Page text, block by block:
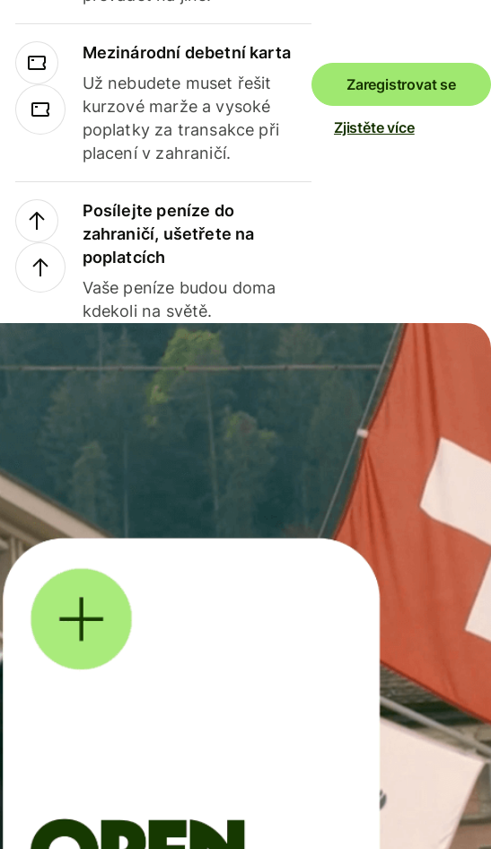
Mezinárodní debetní karta
Už nebudete muset řešit
kurzové marže a vysoké
poplatky za transakce při
placení v zahraničí.
Posílejte peníze do
zahraničí, ušetřete na
poplatcích
Vaše peníze budou doma
kdekoli na světě.
Zaregistrovat se
Zjistěte více